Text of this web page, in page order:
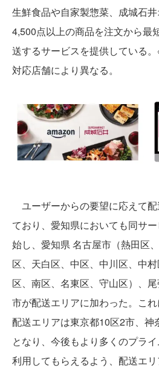
生鮮食品や自家製惣菜、成城石
4,500点以上の商品を注文から最
送するサービスを提供している。
対応店舗により異なる。
ユーザーからの要望に応えて
ており、愛知県においても同サ
始し、愛知県 名古屋市（熱田区
区、天白区、中区、中川区、中
区、南区、名東区、守山区）、
市が配送エリアに加わった。こ
配送エリアは東京都10区2市、神
となり、今後もより多くのプラ
利用してもらえるよう、配送エ